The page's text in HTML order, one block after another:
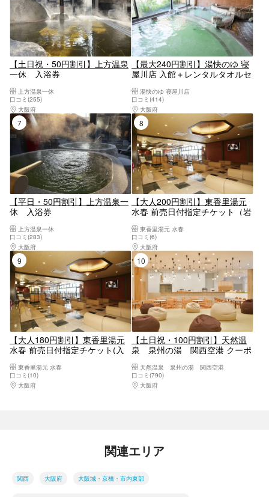
【土日祝・50円割引】上方温泉
一休 入浴券
上方温泉一休
口コミ(255)
大阪府
大阪駅・梅田駅・福島・淀屋橋・本町
【最大240円割引】湯快のゆ 寝
屋川店 入館＋レンタルタオルセ
湯快のゆ 寝屋川店
口コミ(414)
大阪府
7位
【平日・50円割引】上方温泉一
休 入浴券
上方温泉一休
口コミ(283)
大阪府
大阪駅・梅田駅・福島・淀屋橋・本町
8位
【大人200円割引】東香里湯元
水春 前売日付指定チケット（岩
東香里湯元 水春
口コミ(6)
大阪府
9位
【大人180円割引】東香里湯元
水春 前売日付指定チケット(入
東香里湯元 水春
口コミ(10)
大阪府
大阪東部（寝屋川・守口・門真・東大阪）
10位
【土日祝・100円割引】天然温
泉 泉州の湯 関西空港 クーポ
天然温泉 泉州の湯 関西空港
口コミ(790)
大阪府
関連エリア
関西 大阪府 大阪城・京橋・市内東部